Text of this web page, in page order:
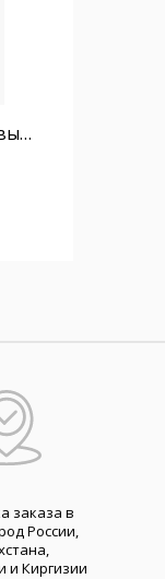
Бра Jerry круглое матовый черный без выключателя
заказа в
России,
и Киргизии